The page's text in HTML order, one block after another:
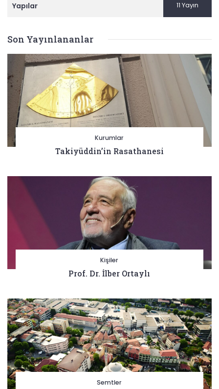
Yapılar 11 Yayın
Son Yayınlananlar
Kurumlar
Takiyüddin’in Rasathanesi
Kişiler
Prof. Dr. İlber Ortaylı
Semtler